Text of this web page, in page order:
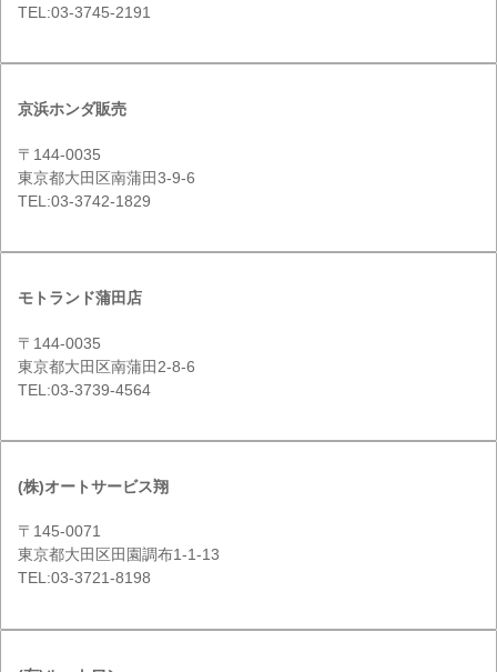
TEL:03-3745-2191
京浜ホンダ販売
〒144-0035
東京都大田区南蒲田3-9-6
TEL:03-3742-1829
モトランド蒲田店
〒144-0035
東京都大田区南蒲田2-8-6
TEL:03-3739-4564
(株)オートサービス翔
〒145-0071
東京都大田区田園調布1-1-13
TEL:03-3721-8198